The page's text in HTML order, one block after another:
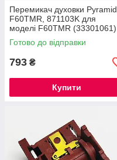
Перемикач духовки
F60TMR, 871103K для
моделі F60TMR (33301061)
Kaiser аналог FD109 Alone
Готово до відправки
793 ₴
Купити